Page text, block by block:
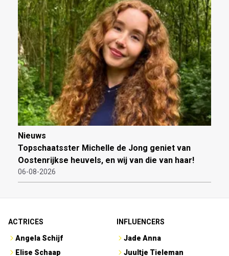
Nieuws
Topschaatsster Michelle de Jong geniet van
Oostenrijkse heuvels, en wij van die van haar!
06-08-2026
ACTRICES
Angela Schijf
Elise Schaap
INFLUENCERS
Jade Anna
Juultje Tieleman